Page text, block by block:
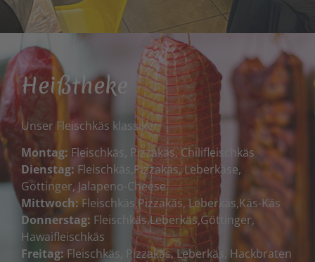
Heißtheke
Unser Fleischkäs klassiker
Montag: Fleischkäs, Pizzakäs, Chilifleischkäs
Dienstag: Fleischkäs,Pizzakäs, Leberkäse,
Göttinger, Jalapeno-Cheese
Mittwoch: Fleischkäs,Pizzakäs, Leberkäs,Käs-Käs
Donnerstag: Fleischkäs,Leberkäs,Göttinger,
Hawaifleischkäs
Freitag: Fleischkäs, Pizzakäs, Leberkäs, Hackbraten